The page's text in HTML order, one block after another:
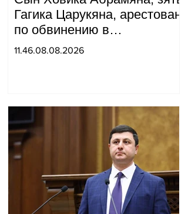
Гагика Царукяна, арестован
по обвинению в
организации убийства.
11.46.08.08.2026